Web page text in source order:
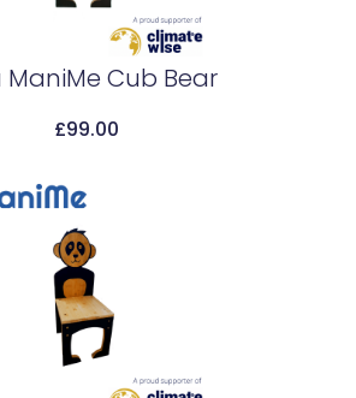
Add To Cart
ManiMe Cub Bear
£99.00